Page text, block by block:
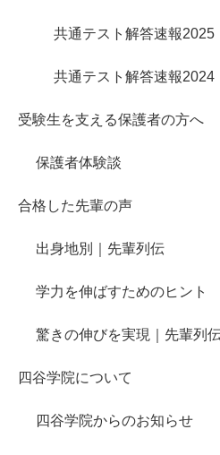
共通テスト解答速報2025
共通テスト解答速報2024
受験生を支える保護者の方へ
保護者体験談
合格した先輩の声
出身地別｜先輩列伝
学力を伸ばすためのヒント
驚きの伸びを実現｜先輩列
四谷学院について
四谷学院からのお知らせ